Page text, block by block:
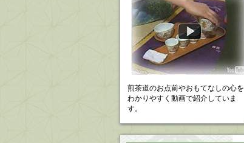
煎茶道のお点前やおもてなしの心を
わかりやすく動画で紹介していま
す。